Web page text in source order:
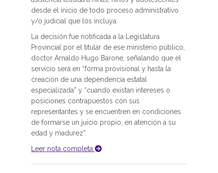
desde el inicio de todo proceso administrativo
y/o judicial que los incluya.
La decisión fue notificada a la Legislatura
Provincial por el titular de ese ministerio público,
doctor Arnaldo Hugo Barone, señalando que el
servicio será en “forma provisional y hasta la
creación de una dependencia estatal
especializada” y “cuando existan intereses o
posiciones contrapuestos con sus
representantes y se encuentren en condiciones
de formarse un juicio propio, en atención a su
edad y madurez”.
Leer nota completa